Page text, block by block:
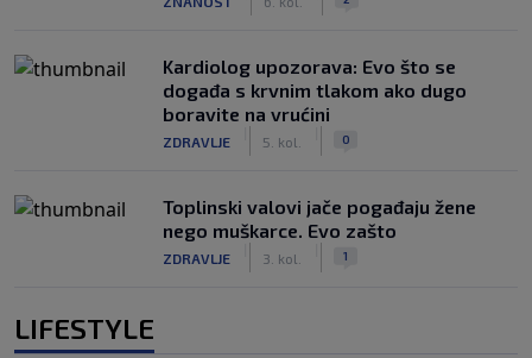
Kardiolog upozorava: Evo što se
događa s krvnim tlakom ako dugo
boravite na vrućini
ZDRAVLJE 5. kol. 0
Toplinski valovi jače pogađaju žene
nego muškarce. Evo zašto
ZDRAVLJE 3. kol. 1
LIFESTYLE